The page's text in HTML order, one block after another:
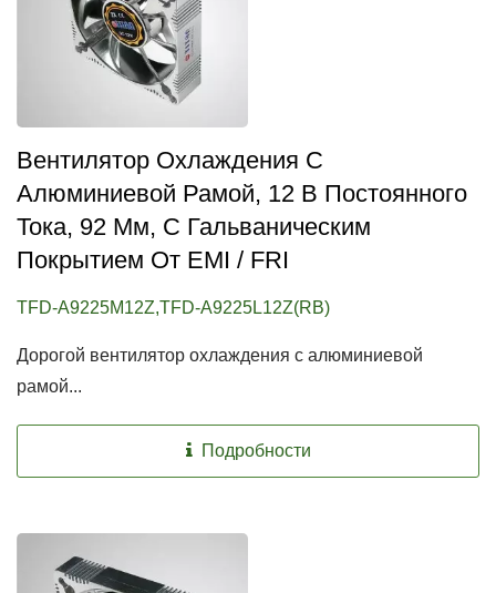
Вентилятор Охлаждения С
Алюминиевой Рамой, 12 В Постоянного
Тока, 92 Мм, С Гальваническим
Покрытием От EMI / FRI
TFD-A9225M12Z,TFD-A9225L12Z(RB)
Дорогой вентилятор охлаждения с алюминиевой
рамой...
Подробности